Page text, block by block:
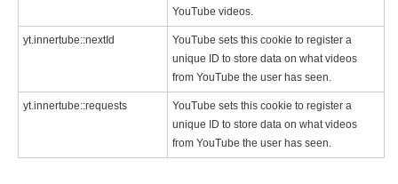
YouTube videos.
yt.innertube::nextId
YouTube sets this cookie to register a
unique ID to store data on what videos
from YouTube the user has seen.
yt.innertube::requests
YouTube sets this cookie to register a
unique ID to store data on what videos
from YouTube the user has seen.